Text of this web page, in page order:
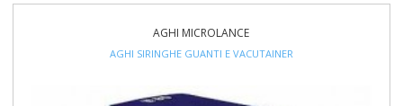
AGHI MICROLANCE
AGHI SIRINGHE GUANTI E VACUTAINER